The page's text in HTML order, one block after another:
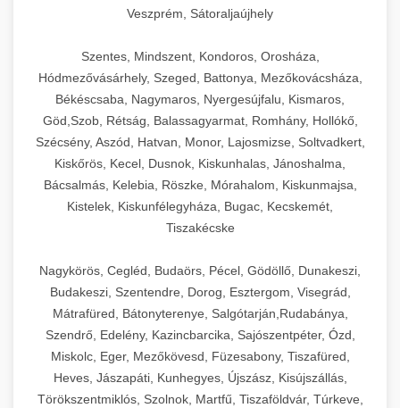
Veszprém, Sátoraljaújhely
Szentes, Mindszent, Kondoros, Orosháza,
Hódmezővásárhely, Szeged, Battonya, Mezőkovácsháza,
Békéscsaba, Nagymaros, Nyergesújfalu, Kismaros,
Göd,Szob, Rétság, Balassagyarmat, Romhány, Hollókő,
Szécsény, Aszód, Hatvan, Monor, Lajosmizse, Soltvadkert,
Kiskőrös, Kecel, Dusnok, Kiskunhalas, Jánoshalma,
Bácsalmás, Kelebia, Röszke, Mórahalom, Kiskunmajsa,
Kistelek, Kiskunfélegyháza, Bugac, Kecskemét,
Tiszakécske
Nagykörös, Cegléd, Budaörs, Pécel, Gödöllő, Dunakeszi,
Budakeszi, Szentendre, Dorog, Esztergom, Visegrád,
Mátrafüred, Bátonyterenye, Salgótarján,Rudabánya,
Szendrő, Edelény, Kazincbarcika, Sajószentpéter, Ózd,
Miskolc, Eger, Mezőkövesd, Füzesabony, Tiszafüred,
Heves, Jászapáti, Kunhegyes, Újszász, Kisújszállás,
Törökszentmiklós, Szolnok, Martfű, Tiszaföldvár, Túrkeve,